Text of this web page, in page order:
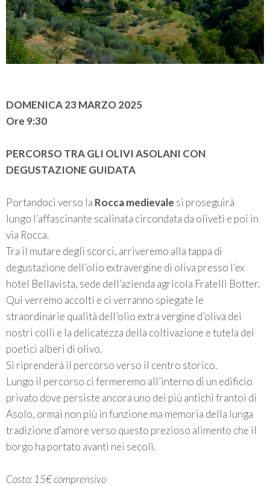
DOMENICA 23 MARZO 2025
Ore 9:30
PERCORSO TRA GLI OLIVI ASOLANI CON
DEGUSTAZIONE GUIDATA
Portandoci verso la Rocca medievale si proseguirà
lungo l’affascinante scalinata circondata da oliveti e poi in
via Rocca.
Tra il mutare degli scorci, arriveremo alla tappa di
degustazione dell’olio extravergine di oliva presso l’ex
hotel Bellavista, sede dell’azienda agricola Fratelli Botter.
Qui verremo accolti e ci verranno spiegate le
straordinarie qualità dell’olio extra vergine d’oliva dei
nostri colli e la delicatezza della coltivazione e tutela dei
poetici alberi di olivo.
Si riprenderà il percorso verso il centro storico.
Lungo il percorso ci fermeremo all’interno di un edificio
privato dove persiste ancora uno dei più antichi frantoi di
Asolo, ormai non più in funzione ma memoria della lunga
tradizione d’amore verso questo prezioso alimento che il
borgo ha portato avanti nei secoli.
Costo: 15€ comprensivo